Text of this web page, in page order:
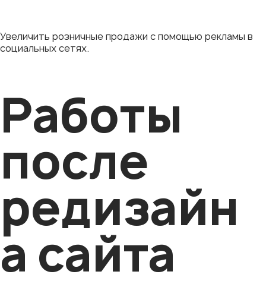
Увеличить розничные продажи с помощью рекламы в
социальных сетях.
Работы
после
редизайн
а сайта